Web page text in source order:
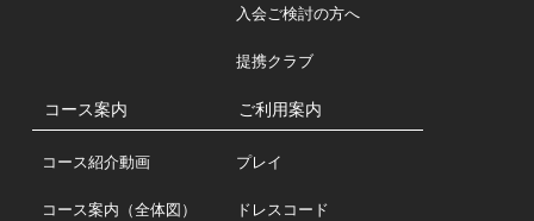
入会ご検討の方へ
提携クラブ
コース案内
コース紹介動画
コース案内（全体図）
ご利用案内
プレイ
ドレスコード